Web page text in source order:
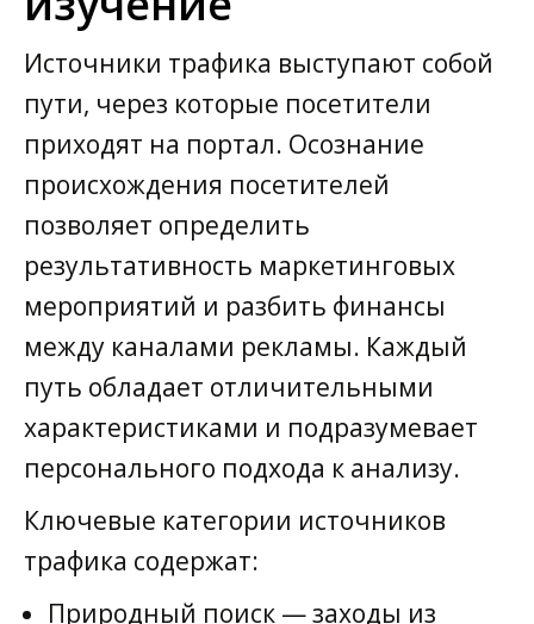
Источники трафика выступают собой
пути, через которые посетители
приходят на портал. Осознание
происхождения посетителей
позволяет определить
результативность маркетинговых
мероприятий и разбить финансы
между каналами рекламы. Каждый
путь обладает отличительными
характеристиками и подразумевает
персонального подхода к анализу.
Ключевые категории источников
трафика содержат:
Природный поиск — заходы из